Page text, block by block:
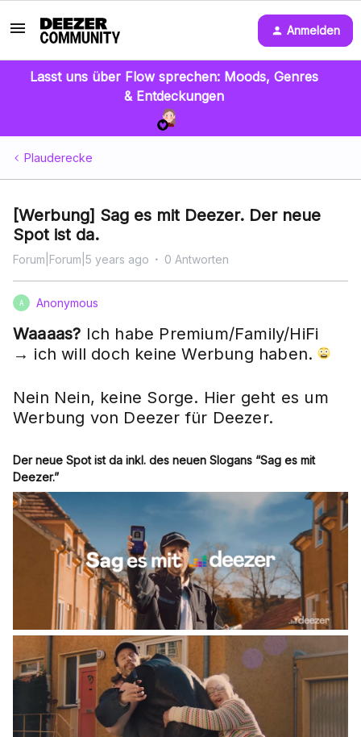
Anmelden
Lasst uns über Flow sprechen: Moods, Genres
& Entdeckungen
Plauderecke
[Werbung] Sag es mit Deezer. Der neue
Spot ist da.
Forum|Forum|5 years ago 0 Antworten
A Anonymous
Waaaas? Ich habe Premium/Family/HiFi
→ ich will doch keine Werbung haben.
Nein Nein, keine Sorge. Hier geht es um
Werbung von Deezer für Deezer.
Der neue Spot ist da inkl. des neuen Slogans “Sag es mit
Deezer.”